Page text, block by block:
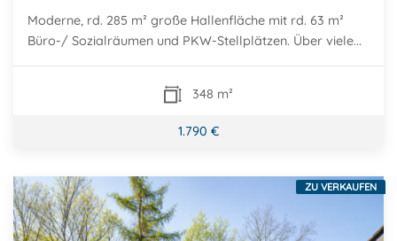
Moderne, rd. 285 m² große Hallenfläche mit rd. 63 m²
Büro-/ Sozialräumen und PKW-Stellplätzen. Über viele...
348 m²
1.790 €
ZU VERKAUFEN